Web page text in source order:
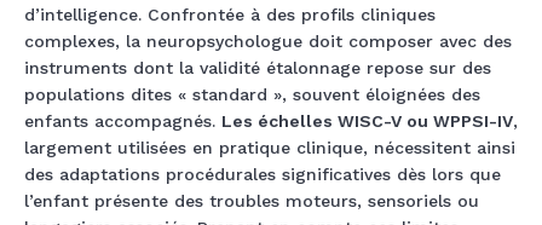
d’intelligence. Confrontée à des profils cliniques
complexes, la neuropsychologue doit composer avec des
instruments dont la validité étalonnage repose sur des
populations dites « standard », souvent éloignées des
enfants accompagnés. Les échelles WISC-V ou WPPSI-IV,
largement utilisées en pratique clinique, nécessitent ainsi
des adaptations procédurales significatives dès lors que
l’enfant présente des troubles moteurs, sensoriels ou